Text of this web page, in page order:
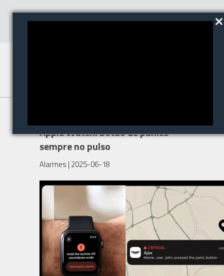
Apple Watch: botão de pânico
sempre no pulso
Alarmes | 2025-06-18